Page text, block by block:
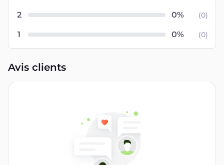
2 (0)
1 (0)
Avis clients